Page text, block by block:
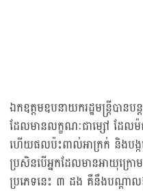
ឯកឧត្តមឧបនាយករដ្ឋមន្ត្រីបាន
ដែលមានលក្ខណៈជាម្សៅ ដែលម៉
ហើយផលប៉ះពាល់អាក្រក់ និងបង្
ប្រសិនបើអ្នកដែលមានអាយុក្រោ
ប្រភេទនេះ ៣ ដង គឺនឹងបណ្ដាល